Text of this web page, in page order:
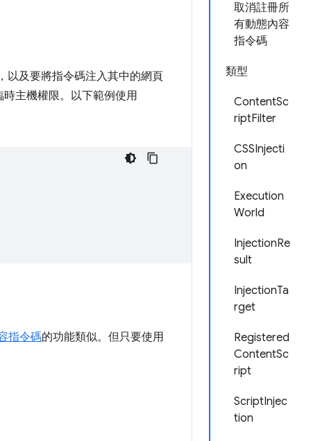
取消註冊所
有動態內容
指令碼
類型
ContentSc
riptFilter
CSSInjecti
on
Execution
World
InjectionRe
sult
InjectionTa
rget
Registered
ContentSc
ript
ScriptInjec
tion
以及要將指令碼注入其中的網頁
主機權限。以下範例使用
指令碼的功能類似。但只要使用